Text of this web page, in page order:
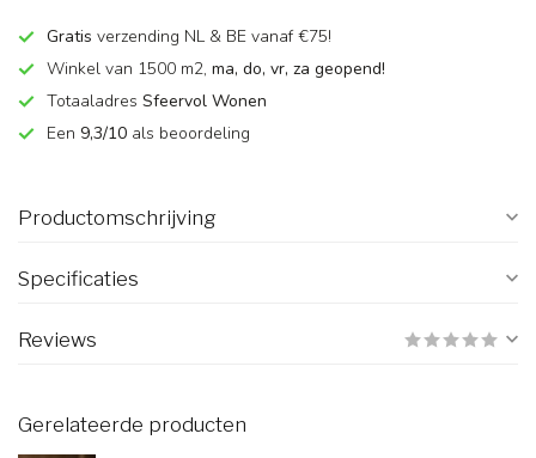
Gratis verzending NL & BE vanaf €75!
Winkel van 1500 m2, ma, do, vr, za geopend!
Totaaladres Sfeervol Wonen
Een 9,3/10 als beoordeling
Productomschrijving
Specificaties
Reviews
Gerelateerde producten